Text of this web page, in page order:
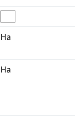
Ha
Ha